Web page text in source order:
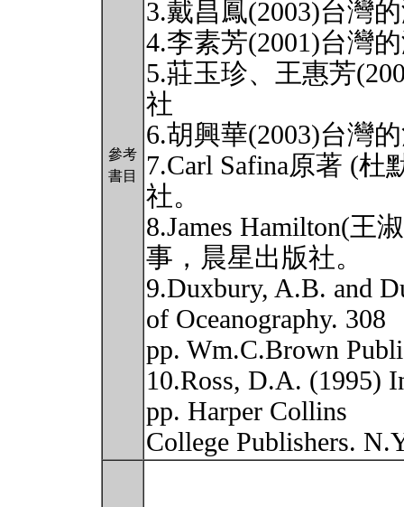
參考
書目
3.戴昌鳳(2003)台灣
4.李素芳(2001)台灣
5.莊玉珍、王惠芳
社
6.胡興華(2003)台灣
7.Carl Safina原著 (
社。
8.James Hamilton(王
事，晨星出版社。
9.Duxbury, A.B. and
of Oceanography. 308
pp. Wm.C.Brown
10.Ross, D.A. (1995)
pp. Harper Collins
College Publishers.